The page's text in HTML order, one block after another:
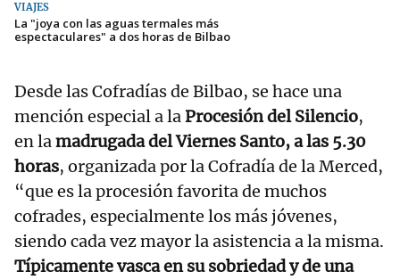
VIAJES
La "joya con las aguas termales más
espectaculares" a dos horas de Bilbao
Desde las Cofradías de Bilbao, se hace una
mención especial a laProcesión del Silencio,
en lamadrugada del Viernes Santo, a las 5.30
horas, organizada por la Cofradía de la Merced,
“que es la procesión favorita de muchos
cofrades, especialmente los más jóvenes,
siendo cada vez mayor la asistencia a la misma.
Típicamente vasca en su sobriedad y de una